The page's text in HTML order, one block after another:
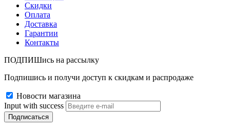
Скидки
Оплата
Доставка
Гарантии
Контакты
ПОДПИШись на рассылку
Подпишись и получи доступ к скидкам и распродаже
Новости магазина
Input with success